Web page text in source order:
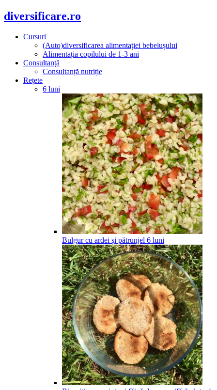
diversificare.ro
Cursuri
(Auto)diversificarea alimentației bebelușului
Alimentația copilului de 1-3 ani
Consultanță
Consultanță nutriție
Rețete
6 luni
Bulgur cu ardei și pătrunjel 6 luni